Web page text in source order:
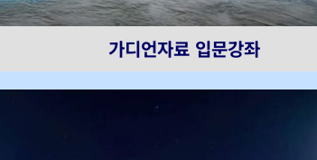
가디언자료 입문강좌